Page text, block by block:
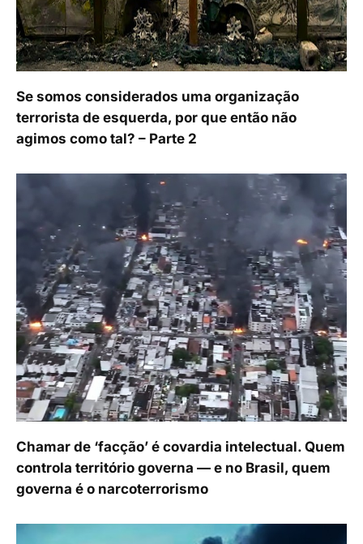
Se somos considerados uma organização
terrorista de esquerda, por que então não
agimos como tal? – Parte 2
Chamar de ‘facção’ é covardia intelectual. Quem
controla território governa — e no Brasil, quem
governa é o narcoterrorismo